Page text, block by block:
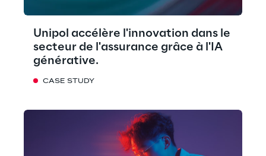
Unipol accélère l'innovation dans le
secteur de l'assurance grâce à l'IA
générative.
CASE STUDY